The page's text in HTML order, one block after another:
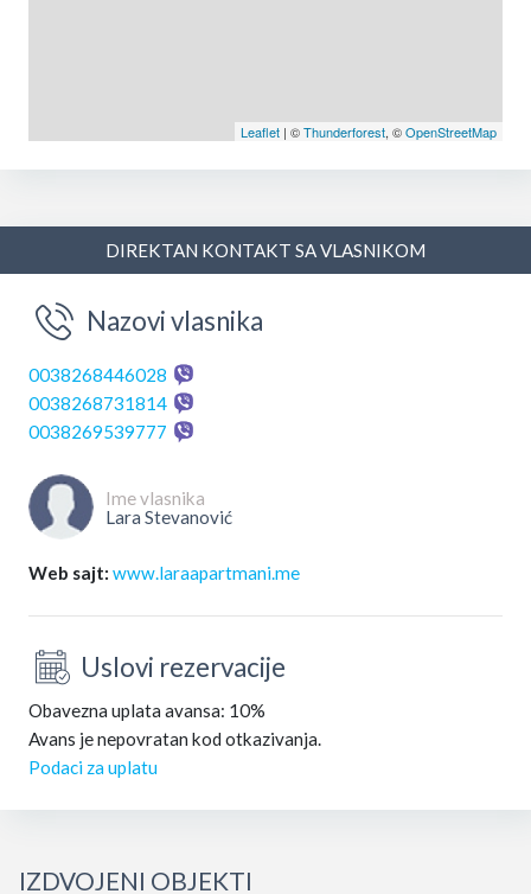
Leaflet | ©Thunderforest, ©OpenStreetMap
DIREKTAN KONTAKT SA VLASNIKOM
Nazovi vlasnika
0038268446028
0038268731814
0038269539777
Ime vlasnika
Lara Stevanović
Web sajt: www.laraapartmani.me
Uslovi rezervacije
Obavezna uplata avansa: 10%
Avans je nepovratan kod otkazivanja.
Podaci za uplatu
IZDVOJENI OBJEKTI